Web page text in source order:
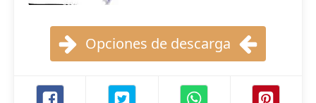
Opciones de descarga